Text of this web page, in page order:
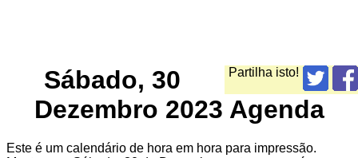
Partilha isto!
Sábado, 30
Dezembro 2023 Agenda
Este é um calendário de hora em hora para impressão.